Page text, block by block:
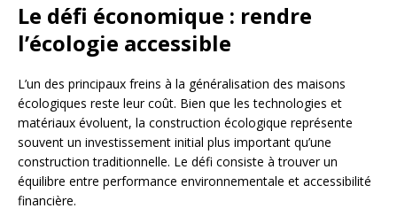
Le défi économique : rendre
l’écologie accessible
L’un des principaux freins à la généralisation des maisons
écologiques reste leur coût. Bien que les technologies et
matériaux évoluent, la construction écologique représente
souvent un investissement initial plus important qu’une
construction traditionnelle. Le défi consiste à trouver un
équilibre entre performance environnementale et accessibilité
financière.